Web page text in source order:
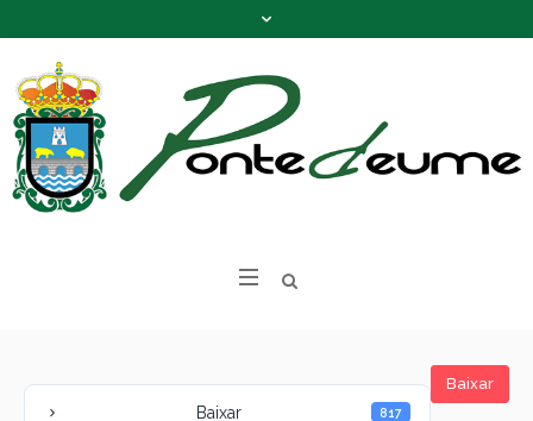
Baixar
Baixar 817